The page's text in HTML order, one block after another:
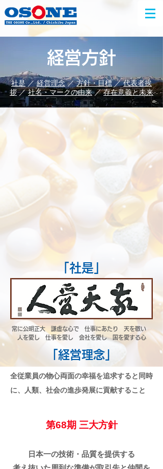
経営方針
社是​／経営理念／方針・目標／代表者挨
拶／社名・マークの由来／存在意義と未来
「社是」
常に公明正大 謙虚な心で 仕事にあたり ​天を敬い
人を愛し 仕事を愛し 会社を愛し 国を愛する心
「経営理念」
全従業員の物心両面の幸福を追求すると同時
に、人類、社会の進歩発展に貢献すること
第68期 三大方針
日本一の技術・品質を提供する